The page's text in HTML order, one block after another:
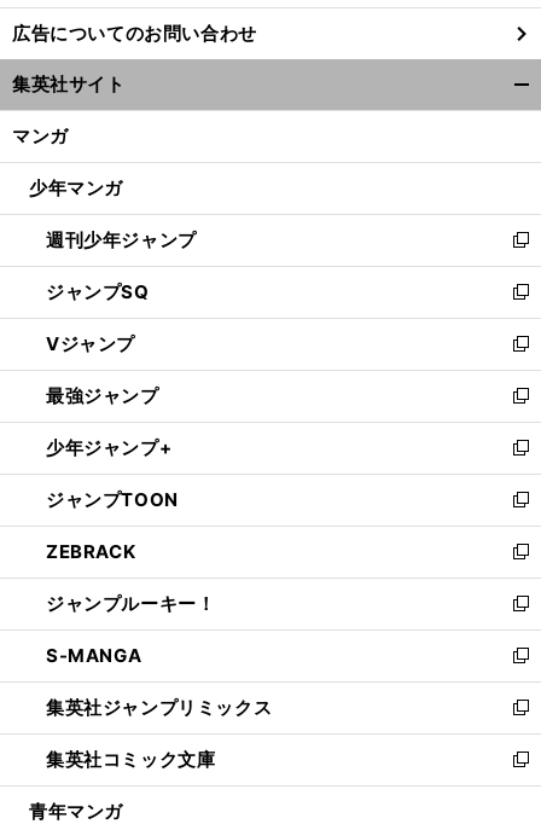
し
い
ウ
ィ
ン
ウ
開
く
広告についてのお問い合わせ
集英社サイト
マンガ
少年マンガ
週刊少年ジャンプ
新
し
い
ウ
ィ
ン
ド
ウ
で
開
く
ジャンプSQ
新
し
い
ウ
ィ
ン
ド
ウ
で
開
く
Vジャンプ
新
し
い
ウ
ィ
ン
ド
ウ
で
開
く
最強ジャンプ
新
し
い
ウ
ィ
ン
ド
ウ
で
開
く
少年ジャンプ+
新
し
い
ウ
ィ
ン
ド
ウ
で
開
く
ジャンプTOON
新
し
い
ウ
ィ
ン
ド
ウ
で
開
く
ZEBRACK
新
し
い
ウ
ィ
ン
ド
ウ
で
開
ジャンプルーキー！
新
し
い
ウ
ィ
ン
ド
ウ
S-MANGA
新
し
い
ウ
ィ
ン
集英社ジャンプリミックス
新
し
い
ウ
集英社コミック文庫
新
し
青年マンガ